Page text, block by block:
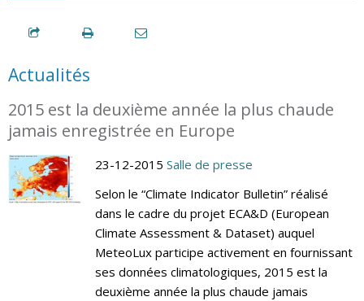
Actualités
2015 est la deuxième année la plus chaude
jamais enregistrée en Europe
23-12-2015 Salle de presse
Selon le “Climate Indicator Bulletin” réalisé
dans le cadre du projet ECA&D (European
Climate Assessment & Dataset) auquel
MeteoLux participe activement en fournissant
ses données climatologiques, 2015 est la
deuxième année la plus chaude jamais